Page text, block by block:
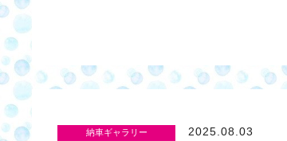
納車ギャラリー 2025.08.03